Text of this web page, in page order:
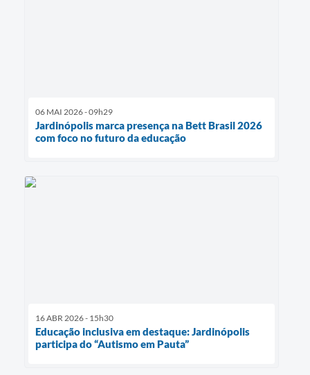
06 MAI 2026 - 09h29
Jardinópolis marca presença na Bett Brasil 2026
com foco no futuro da educação
16 ABR 2026 - 15h30
Educação inclusiva em destaque: Jardinópolis
participa do “Autismo em Pauta”